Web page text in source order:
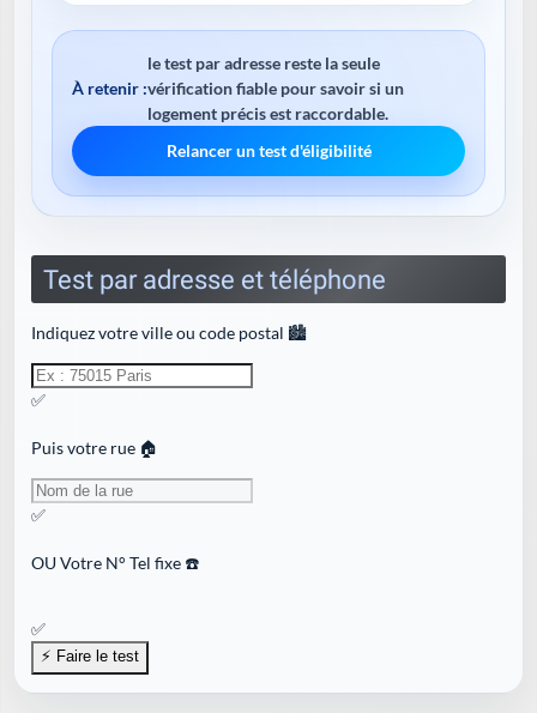
À retenir :
le test par adresse reste la seule
vérification fiable pour savoir si un
logement précis est raccordable.
Relancer un test d'éligibilité
Test par adresse et téléphone
Indiquez votre ville ou code postal 🏙️
✅
Puis votre rue 🏠
✅
OUVotre N° Tel fixe ☎️
✅